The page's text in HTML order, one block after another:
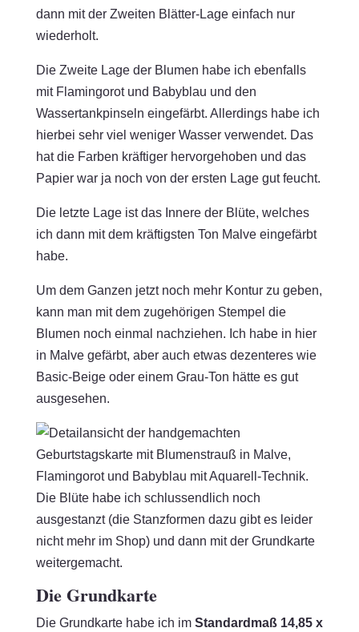
dann mit der Zweiten Blätter-Lage einfach nur
wiederholt.
Die Zweite Lage der Blumen habe ich ebenfalls
mit Flamingorot und Babyblau und den
Wassertankpinseln eingefärbt. Allerdings habe ich
hierbei sehr viel weniger Wasser verwendet. Das
hat die Farben kräftiger hervorgehoben und das
Papier war ja noch von der ersten Lage gut feucht.
Die letzte Lage ist das Innere der Blüte, welches
ich dann mit dem kräftigsten Ton Malve eingefärbt
habe.
Um dem Ganzen jetzt noch mehr Kontur zu geben,
kann man mit dem zugehörigen Stempel die
Blumen noch einmal nachziehen. Ich habe in hier
in Malve gefärbt, aber auch etwas dezenteres wie
Basic-Beige oder einem Grau-Ton hätte es gut
ausgesehen.
Die Blüte habe ich schlussendlich noch
ausgestanzt (die Stanzformen dazu gibt es leider
nicht mehr im Shop) und dann mit der Grundkarte
weitergemacht.
Die Grundkarte
Die Grundkarte habe ich im Standardmaß 14,85 x